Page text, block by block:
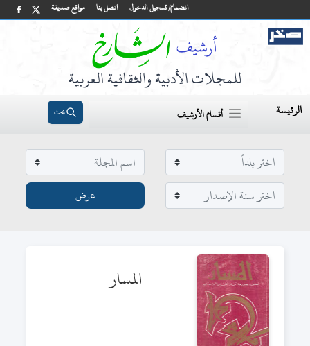
مواقع صديقة اتصل بنا انضمام/ تسجيل الدخول
للمجلات الأدبية والثقافية العربية
الرئيسة أقسام الأرشيف بحث
المسار